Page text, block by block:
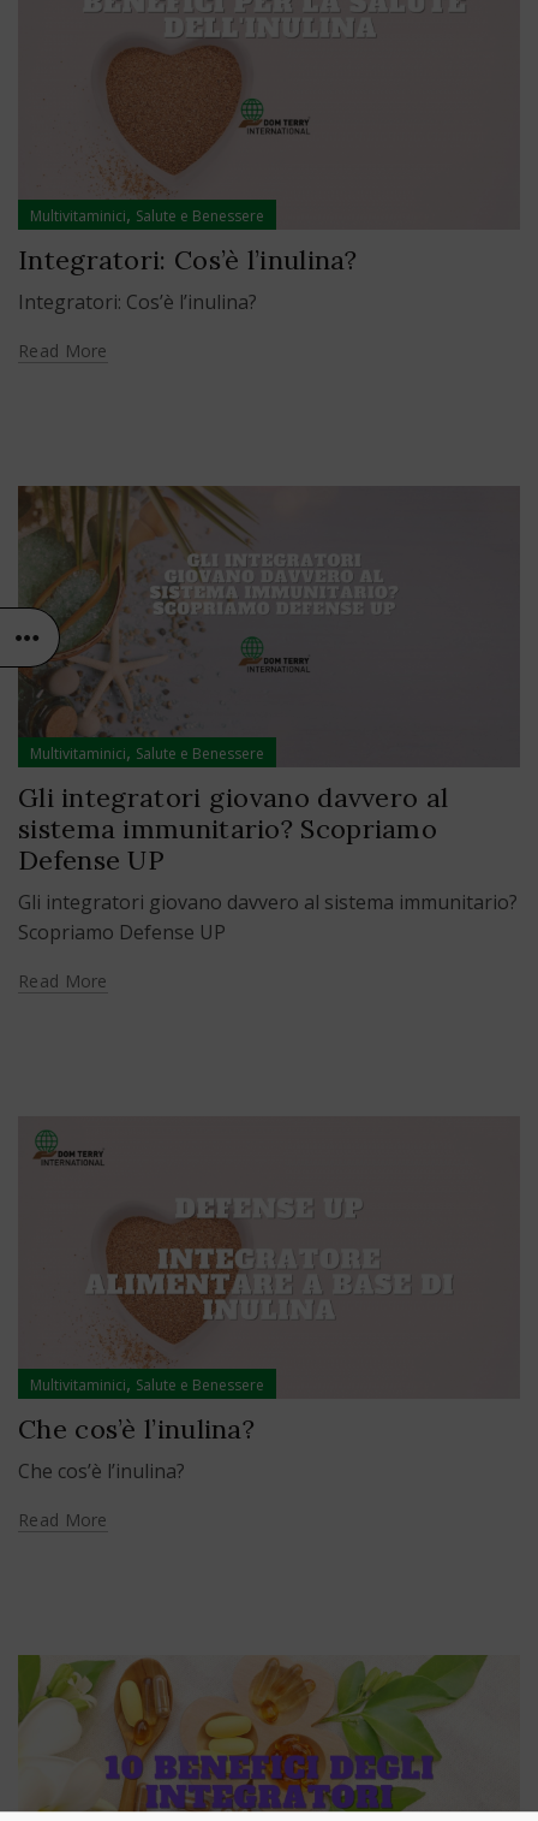
Multivitaminici, Salute e Benessere
Integratori: Cos’è l’inulina?
Integratori: Cos’è l’inulina?
Read More
Multivitaminici, Salute e Benessere
Gli integratori giovano davvero al
sistema immunitario? Scopriamo
Defense UP
Gli integratori giovano davvero al sistema immunitario?
Scopriamo Defense UP
Read More
Multivitaminici, Salute e Benessere
Che cos’è l’inulina?
Che cos’è l’inulina?
Read More